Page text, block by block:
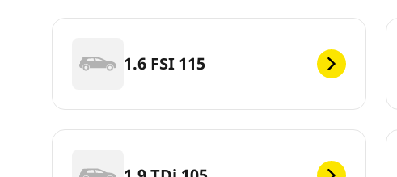
1.6 FSI 115